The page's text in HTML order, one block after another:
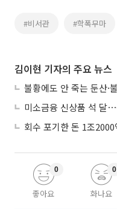
#비서관 #학폭무마
김이현 기자의 주요 뉴스
좋아요
0
화나요
0